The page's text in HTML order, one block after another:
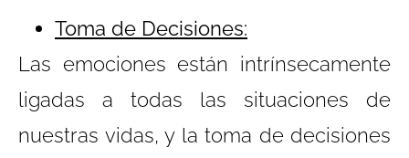
Toma de Decisiones:
Las emociones están intrínsecamente
ligadas a todas las situaciones de
nuestras vidas, y la toma de decisiones